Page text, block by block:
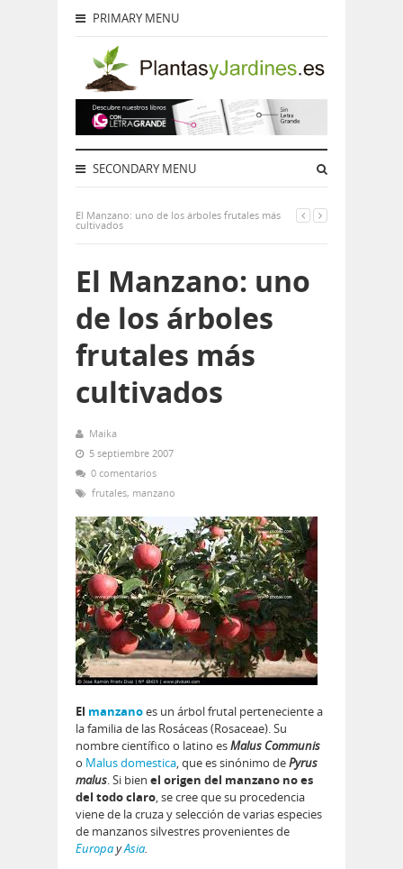
PRIMARY MENU
SECONDARY MENU
El Manzano: uno de los árboles frutales más
cultivados
El Manzano: uno
de los árboles
frutales más
cultivados
Maika
5 septiembre 2007
0 comentarios
frutales, manzano
El manzanoes un árbol frutal perteneciente a
la familia de las Rosáceas (Rosaceae). Su
nombre cientí­fico o latino esMalus Communis
o Malus domestica, que es sinónimo dePyrus
malus. Si bien el origen del manzano no es
del todo claro, se cree que su procedencia
viene de la cruza y selección de varias especies
de manzanos silvestres provenientes de
EuropayAsia.